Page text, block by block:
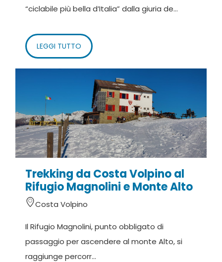
“ciclabile più bella d’Italia” dalla giuria de...
LEGGI TUTTO
Trekking da Costa Volpino al
Rifugio Magnolini e Monte Alto
Costa Volpino
Il Rifugio Magnolini, punto obbligato di
passaggio per ascendere al monte Alto, si
raggiunge percorr...